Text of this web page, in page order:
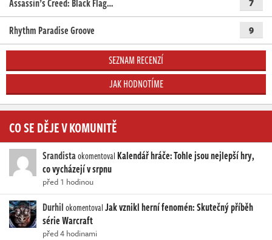
Assassin’s Creed: Black Flag…
Rhythm Paradise Groove 9
SEZNAM RECENZÍ
JAK HODNOTÍME
CO SE DĚJE V KOMUNITĚ
Srandistaokomentoval Kalendář hráče: Tohle jsou nejlepší hry,
co vycházejí v srpnu
před 1 hodinou
DurhilokomentovalJak vznikl herní fenomén: Skutečný příběh
série Warcraft
před 4 hodinami